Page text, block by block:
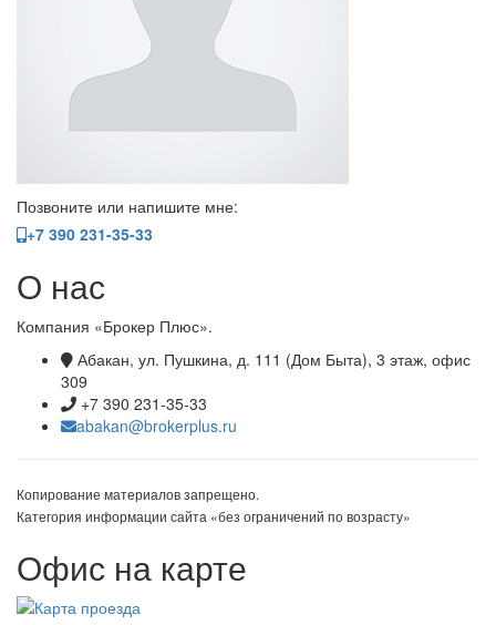
Позвоните или напишите мне:
+7 390 231-35-33
О нас
Компания «Брокер Плюс».
Абакан, ул. Пушкина, д. 111 (Дом Быта), 3 этаж, офис
309
+7 390 231-35-33
abakan@brokerplus.ru
Копирование материалов запрещено.
Категория информации сайта «без ограничений по возрасту»
Офис на карте